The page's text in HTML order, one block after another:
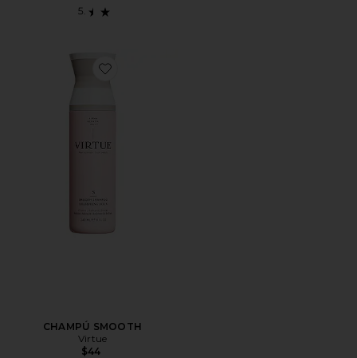
Favorite CHAMPÚ SMOOTH
CHAMPÚ SMOOTH
Virtue
$44